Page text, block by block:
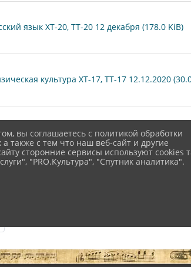
язык ХТ-20, ТТ-20 12 декабря (178.0 KiB)
культура ХТ-17, ТТ-17 12.12.2020
20 естествознание (9.9 KiB)
20,ХД-20,ТМ-20,ИС-20,ИД-20,ИН-20
вы соглашаетесь с политикой обработки
также с тем что наш веб-сайт и другие
сторонние сервисы используют cookies
"PRO.Культура", "Спутник аналитика".